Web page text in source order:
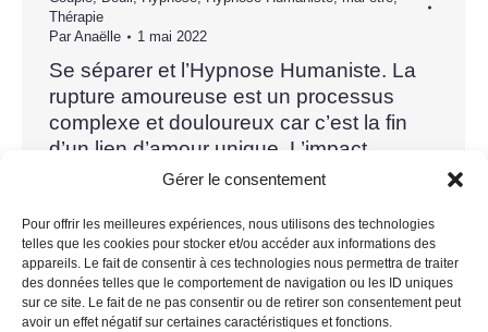
Gérer le consentement
Pour offrir les meilleures expériences, nous utilisons des technologies
telles que les cookies pour stocker et/ou accéder aux informations des
appareils. Le fait de consentir à ces technologies nous permettra de traiter
des données telles que le comportement de navigation ou les ID uniques
sur ce site. Le fait de ne pas consentir ou de retirer son consentement peut
avoir un effet négatif sur certaines caractéristiques et fonctions.
Thérapie
Par Anaëlle 1 mai 2022
Se séparer et l’Hypnose Humaniste. La
rupture amoureuse est un processus
complexe et douloureux car c’est la fin
d’un lien d’amour unique. L’impact
émotionnel atteint à la fois les parents et
pas vécu de la même manière par les
deux partenaires. Tous deux souffrent
mais jamais en même temps.…